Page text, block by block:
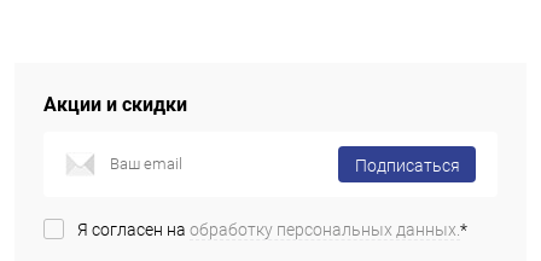
Акции и скидки
Подписаться
Я согласен на обработку персональных данных.*